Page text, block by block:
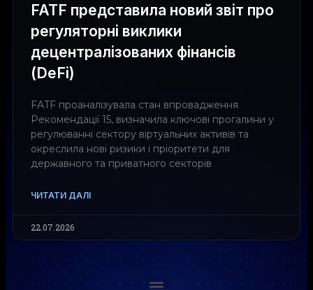
FATF представила новий звіт про
регуляторні виклики
децентралізованих фінансів
(DeFi)
FATF проаналізувала стан впровадження
Рекомендації 15, визначила ключові прогалини у
регулюванні сектору віртуальних активів та
окреслила нові ризики і пріоритети для
державного та приватного секторів
ЧИТАТИ ДАЛІ
22.07.2026